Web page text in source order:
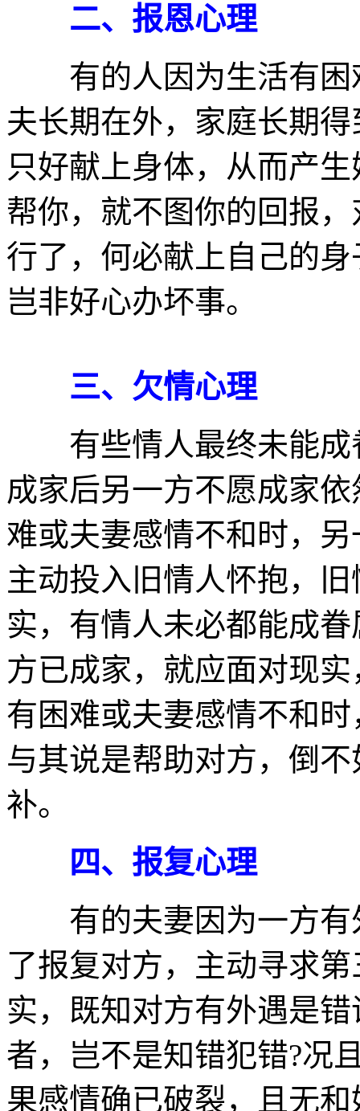
二、报恩心理
有的人因为生活有困
夫长期在外，家庭长期
只好献上身体，从而产
帮你，就不图你的回报
行了，何必献上自己的
岂非好心办坏事。
三、欠情心理
有些情人最终未能成
成家后另一方不愿成家
难或夫妻感情不和时，
主动投入旧情人怀抱，
实，有情人未必都能成
方已成家，就应面对现
有困难或夫妻感情不和
与其说是帮助对方，倒
补。
四、报复心理
有的夫妻因为一方有
了报复对方，主动寻求
实，既知对方有外遇是
者，岂不是知错犯错?况
果感情确已破裂，且无